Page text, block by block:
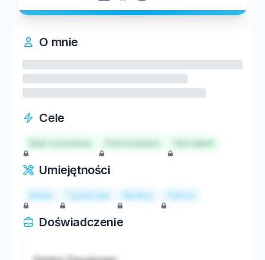
O mnie
Cele
Start a business Hire talent
Umiejętności
React TypeScript Node.js Python
Doświadczenie